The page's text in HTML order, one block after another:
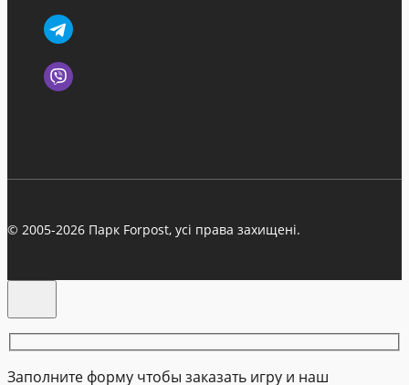
© 2005-2026 Парк Forpost, усі права захищені.
Заполните форму чтобы заказать игру и наш